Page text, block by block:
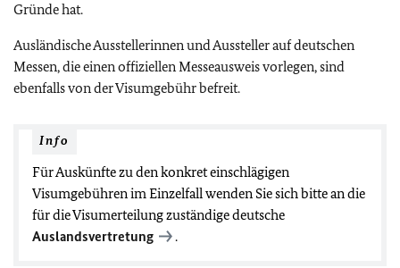
Gründe hat.
Ausländische Ausstellerinnen und Aussteller auf deutschen
Messen, die einen offiziellen Messeausweis vorlegen, sind
ebenfalls von der Visumgebühr befreit.
Info
Für Auskünfte zu den konkret einschlägigen
Visumgebühren im Einzelfall wenden Sie sich bitte an die
für die Visumerteilung zuständige deutsche
Auslandsvertretung
.